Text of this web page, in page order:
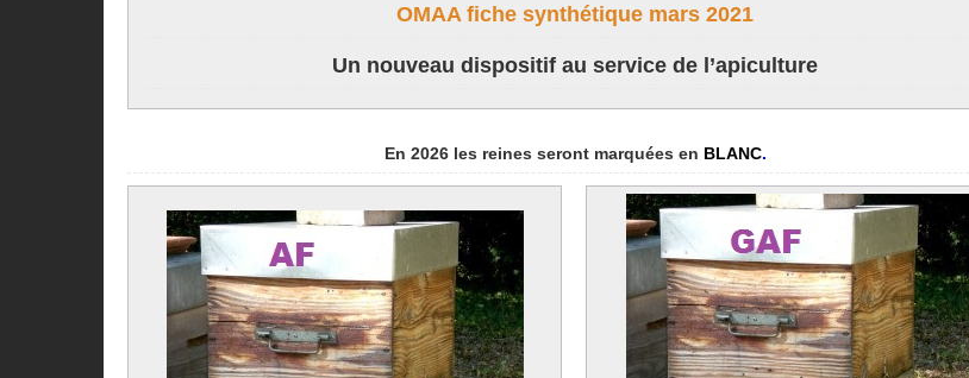
OMAA fiche synthétique mars 2021
Un nouveau dispositif au service de l’apiculture
En 2026 les reines seront marquées en BLANC.